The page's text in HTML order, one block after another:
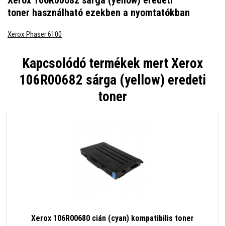
toner használható ezekben a nyomtatókban
Xerox Phaser 6100
Kapcsolódó termékek mertXerox
106R00682 sárga (yellow) eredeti
toner
Xerox 106R00680 cián (cyan) kompatibilis toner